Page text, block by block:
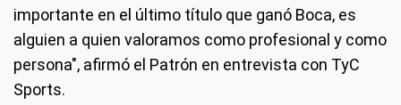
importante en el último título que ganó Boca, es
alguien a quien valoramos como profesional y como
persona", afirmó el Patrón en entrevista con TyC
Sports.